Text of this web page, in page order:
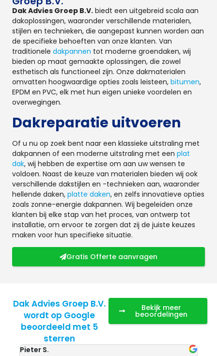
Dak Advies Groep B.V. biedt een uitgebreid scala aan
dakoplossingen, waaronder verschillende materialen,
stijlen en technieken, die aangepast kunnen worden aan
de specifieke behoeften van onze klanten. Van
traditionele dakpannen tot moderne groendaken, wij
bieden op maat gemaakte oplossingen, die zowel
esthetisch als functioneel zijn. Onze dakmaterialen
omvatten hoogwaardige opties zoals leisteen, bitumen,
EPDM en PVC, elk met hun eigen unieke voordelen en
overwegingen.
Dakreparatie uitvoeren
Of u nu op zoek bent naar een klassieke uitstraling met
dakpannen of een moderne uitstraling met een plat
dak, wij hebben de expertise om aan uw wensen te
voldoen. Naast de keuze van materialen bieden wij ook
verschillende dakstijlen en -technieken aan, waaronder
hellende daken, platte daken, en zelfs innovatieve opties
zoals zonne-energie dakpannen. Wij begeleiden onze
klanten bij elke stap van het proces, van ontwerp tot
installatie, om ervoor te zorgen dat zij de juiste keuzes
maken voor hun specifieke situatie.
Gratis Offerte aanvragen
Dak Advies Groep B.V.
wordt op Google
beoordeeld met 5
sterren
Bekijk meer
beoordelingen
Pieter S.